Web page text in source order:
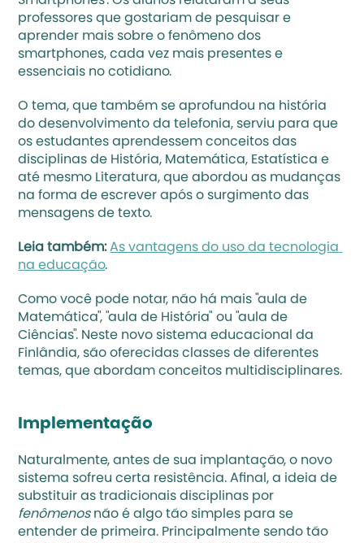
professores que gostariam de pesquisar e
aprender mais sobre o fenômeno dos
smartphones, cada vez mais presentes e
essenciais no cotidiano.
O tema, que também se aprofundou na história
do desenvolvimento da telefonia, serviu para que
os estudantes aprendessem conceitos das
disciplinas de História, Matemática, Estatística e
até mesmo Literatura, que abordou as mudanças
na forma de escrever após o surgimento das
mensagens de texto.
Leia também: As vantagens do uso da tecnologia
na educação.
Como você pode notar, não há mais "aula de
Matemática", "aula de História" ou "aula de
Ciências". Neste novo sistema educacional da
Finlândia, são oferecidas classes de diferentes
temas, que abordam conceitos multidisciplinares.
Implementação
Naturalmente, antes de sua implantação, o novo
sistema sofreu certa resistência. Afinal, a ideia de
substituir as tradicionais disciplinas por
fenômenos não é algo tão simples para se
entender de primeira. Principalmente sendo tão